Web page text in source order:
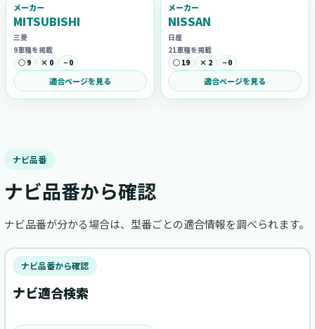
メーカー
MITSUBISHI
三菱
9車種を掲載
○ 9
× 0 − 0
適合ページを見る
メーカー
NISSAN
日産
21車種を掲載
○ 19
× 2 − 0
適合ページを見る
ナビ品番
ナビ品番から確認
ナビ品番が分かる場合は、型番ごとの適合情報を調べられます。
ナビ品番から確認
ナビ適合検索